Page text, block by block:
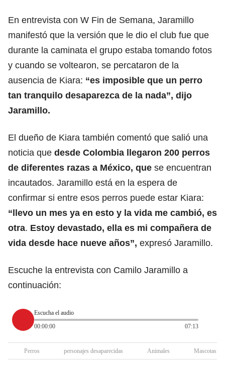
En entrevista con W Fin de Semana, Jaramillo
manifestó que la versión que le dio el club fue que
durante la caminata el grupo estaba tomando fotos
y cuando se voltearon, se percataron de la
ausencia de Kiara: “es imposible que un perro
tan tranquilo desaparezca de la nada”, dijo
Jaramillo.
El dueño de Kiara también comentó que salió una
noticia que desde Colombia llegaron 200 perros
de diferentes razas a México, que se encuentran
incautados. Jaramillo está en la espera de
confirmar si entre esos perros puede estar Kiara:
“llevo un mes ya en esto y la vida me cambió, es
otra. Estoy devastado, ella es mi compañera de
vida desde hace nueve años”, expresó Jaramillo.
Escuche la entrevista con Camilo Jaramillo a
continuación:
Escucha el audio
00:00:00
07:13
Perros personajes desaparecidas Animales Mascotas